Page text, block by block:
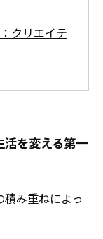
クリエイテ
プローチ
てきた未来
を変える第一
み重ねによっ